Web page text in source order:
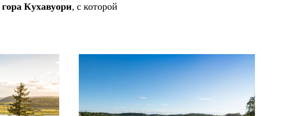
гора Кухавуори, с которой